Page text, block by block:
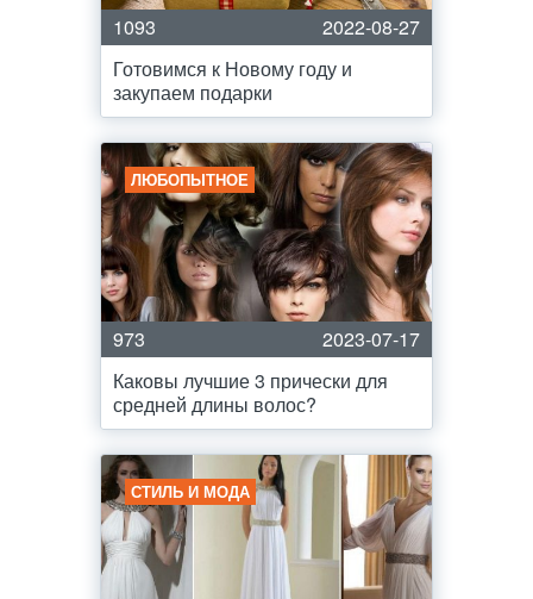
1093
2022-08-27
Готовимся к Новому году и
закупаем подарки
ЛЮБОПЫТНОЕ
973
2023-07-17
Каковы лучшие 3 прически для
средней длины волос?
СТИЛЬ И МОДА